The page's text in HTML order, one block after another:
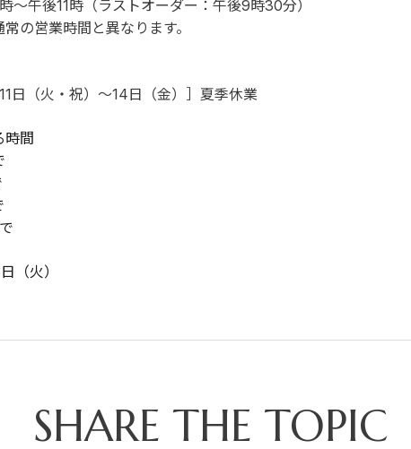
～午後11時 （ラストオーダー：午後9時30分）
の営業時間と異なります。
日（火・祝）～14日（金）］夏季休業
時間
（火）
SHARE THE TOPIC